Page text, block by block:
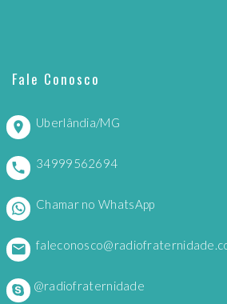
Fale Conosco
Uberlândia/MG
34999562694
Chamar no WhatsApp
@radiofraternidade